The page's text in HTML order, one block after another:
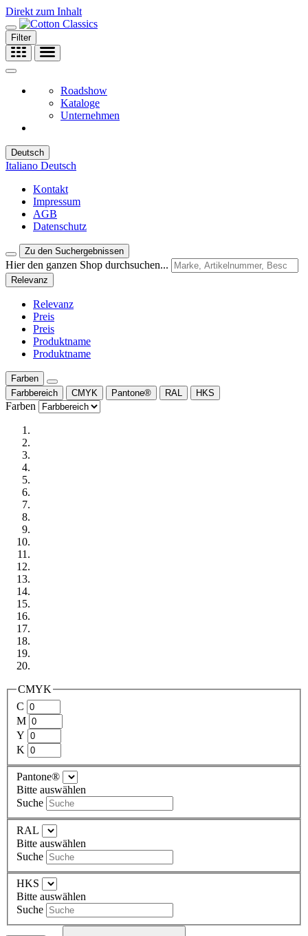
Direkt zum Inhalt
Filter
Roadshow
Kataloge
Unternehmen
Deutsch
Italiano Deutsch
Kontakt
Impressum
AGB
Datenschutz
Zu den Suchergebnissen
Hier den ganzen Shop durchsuchen...
Relevanz
Relevanz
Preis
Preis
Produktname
Produktname
Farben
Farbbereich
CMYK Pantone® RAL HKS
Farben
CMYK
C
M
Y
K
Pantone®
Bitte auswählen
Suche
RAL
Bitte auswählen
Suche
HKS
Bitte auswählen
Suche